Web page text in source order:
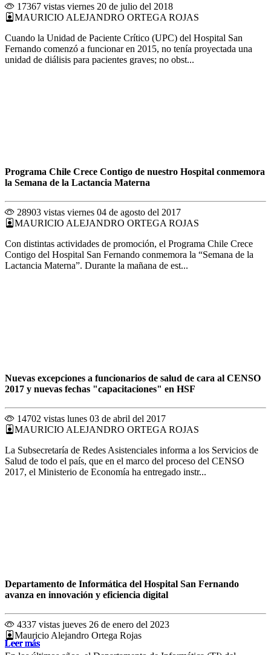
Leer más
Leer más
Leer más
17367 vistas viernes 20 de julio del 2018
MAURICIO ALEJANDRO ORTEGA ROJAS
Cuando la Unidad de Paciente Crítico (UPC) del Hospital San
Fernando comenzó a funcionar en 2015, no tenía proyectada una
unidad de diálisis para pacientes graves; no obst...
Leer más
Programa Chile Crece Contigo de nuestro Hospital conmemora
la Semana de la Lactancia Materna
28903 vistas viernes 04 de agosto del 2017
MAURICIO ALEJANDRO ORTEGA ROJAS
Con distintas actividades de promoción, el Programa Chile Crece
Contigo del Hospital San Fernando conmemora la “Semana de la
Lactancia Materna”. Durante la mañana de est...
Leer más
Nuevas excepciones a funcionarios de salud de cara al CENSO
2017 y nuevas fechas "capacitaciones" en HSF
14702 vistas lunes 03 de abril del 2017
MAURICIO ALEJANDRO ORTEGA ROJAS
La Subsecretaría de Redes Asistenciales informa a los Servicios de
Salud de todo el país, que en el marco del proceso del CENSO
2017, el Ministerio de Economía ha entregado instr...
Leer más
Departamento de Informática del Hospital San Fernando
avanza en innovación y eficiencia digital
4337 vistas jueves 26 de enero del 2023
Mauricio Alejandro Ortega Rojas
Leer más
Leer más
Leer más
Leer más
Leer más
Leer más